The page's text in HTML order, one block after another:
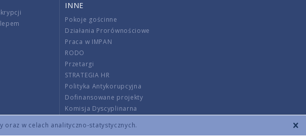
oraz w celach analityczno-statystycznych.
INNE
Pokoje gościnne
Działania Prorównościowe
Praca w IMPAN
RODO
Przetargi
STRATEGIA HR
Polityka Antykorupcyjna
Dofinansowane projekty
Komisja Dyscyplinarna
Wnoszenie opłat